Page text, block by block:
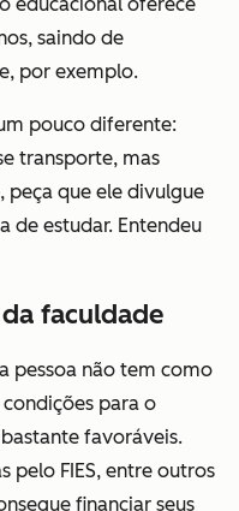
saindo de
por exemplo.
pouco diferente:
transporte, mas
peça que ele divulgue
de estudar. Entendeu
faculdade
pessoa não tem como
para o
favoráveis.
pelo FIES, entre outros
financiar seus